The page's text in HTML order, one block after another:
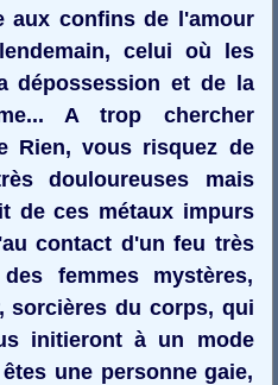
aux confins de l'amour
celui où les
dépossession et de la
A trop chercher
Rien, vous risquez de
douloureuses mais
de ces métaux impurs
contact d'un feu très
femmes mystères,
sorcières du corps, qui
initieront à un mode
une personne gaie,